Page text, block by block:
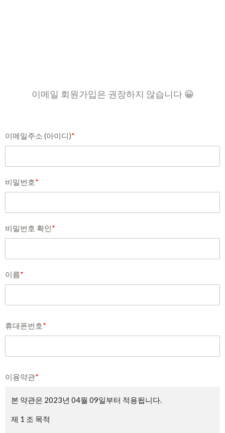
이메일 회원가입은 권장하지 않습니다 😀
이메일주소 (아이디)*
비밀번호*
비밀번호 확인*
이름*
휴대폰번호*
이용약관*
본 약관은 2023년 04월 09일부터 적용됩니다.
제 1 조 목적